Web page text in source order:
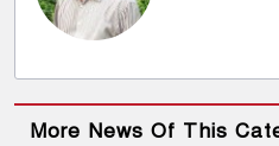
More News Of This